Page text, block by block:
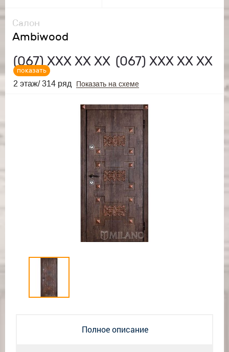
Салон
Ambiwood
(067)ХХХ ХХ ХХ (067) ХХХ ХХ ХХ
показать
2 этаж/ 314 ряд
Показать на схеме
Полное описание